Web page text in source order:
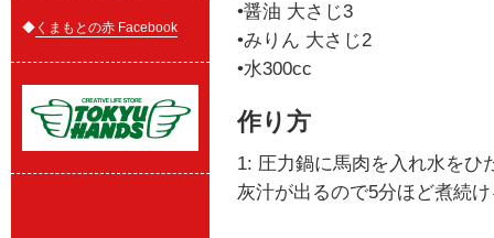
•醤油 大さじ3
•みりん 大さじ2
•水300cc
作り方
1: 圧力鍋に馬肉を入れ水をひ
灰汁が出るので5分ほど煮続
◆ くまもとの赤 Facebook